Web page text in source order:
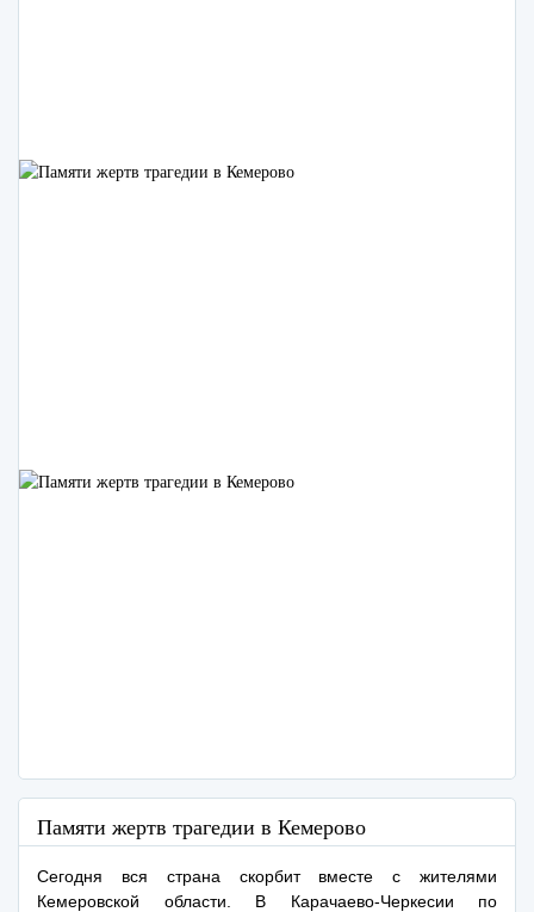
Памяти жертв трагедии в Кемерово
Сегодня вся страна cкорбит вместе с жителями
Кемеровской области. В Карачаево-Черкесии по